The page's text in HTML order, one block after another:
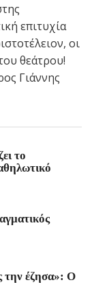
επιτυχία
οι
θεάτρου!
Γιάννης
το
την έζησα»: Ο